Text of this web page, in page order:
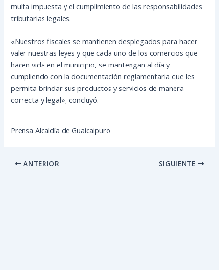
multa impuesta y el cumplimiento de las responsabilidades
tributarias legales.
«Nuestros fiscales se mantienen desplegados para hacer
valer nuestras leyes y que cada uno de los comercios que
hacen vida en el municipio, se mantengan al día y
cumpliendo con la documentación reglamentaria que les
permita brindar sus productos y servicios de manera
correcta y legal», concluyó.
Prensa Alcaldía de Guaicaipuro
ANTERIOR SIGUIENTE